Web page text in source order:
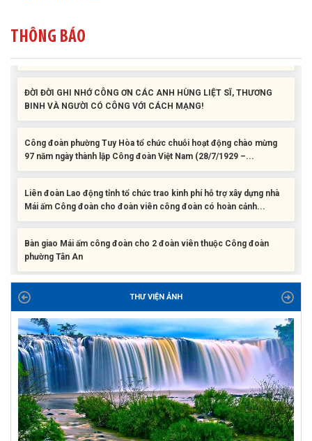
THÔNG BÁO
cho con đoàn viên, người lao động khó khăn trước khai...
ĐỜI ĐỜI GHI NHỚ CÔNG ƠN CÁC ANH HÙNG LIỆT SĨ, THƯƠNG
Công đoàn phường Tuy Hòa tổ chức chuỗi hoạt động chào mừng
Liên đoàn Lao động tỉnh tổ chức trao kinh phí hỗ trợ xây dựng nhà
Bàn giao Mái ấm công đoàn cho 2 đoàn viên thuộc Công đoàn
Liên đoàn Lao động tỉnh trao tặng 100 bộ bút chấm đọc tiếng Anh
cho con đoàn viên, người lao động khó khăn trước khai...
ĐỜI ĐỜI GHI NHỚ CÔNG ƠN CÁC ANH HÙNG LIỆT SĨ, THƯƠNG
BINH VÀ NGƯỜI CÓ CÔNG VỚI CÁCH MẠNG!
Công đoàn phường Tuy Hòa tổ chức chuỗi hoạt động chào mừng
97 năm ngày thành lập Công đoàn Việt Nam (28/7/1929 –...
THƯ VIỆN ẢNH